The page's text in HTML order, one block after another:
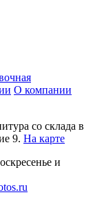
О компании
со склада в
9. На карте
и